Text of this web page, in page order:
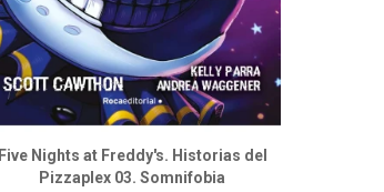
Five Nights at Freddy's. Historias del
Pizzaplex 03. Somnifobia